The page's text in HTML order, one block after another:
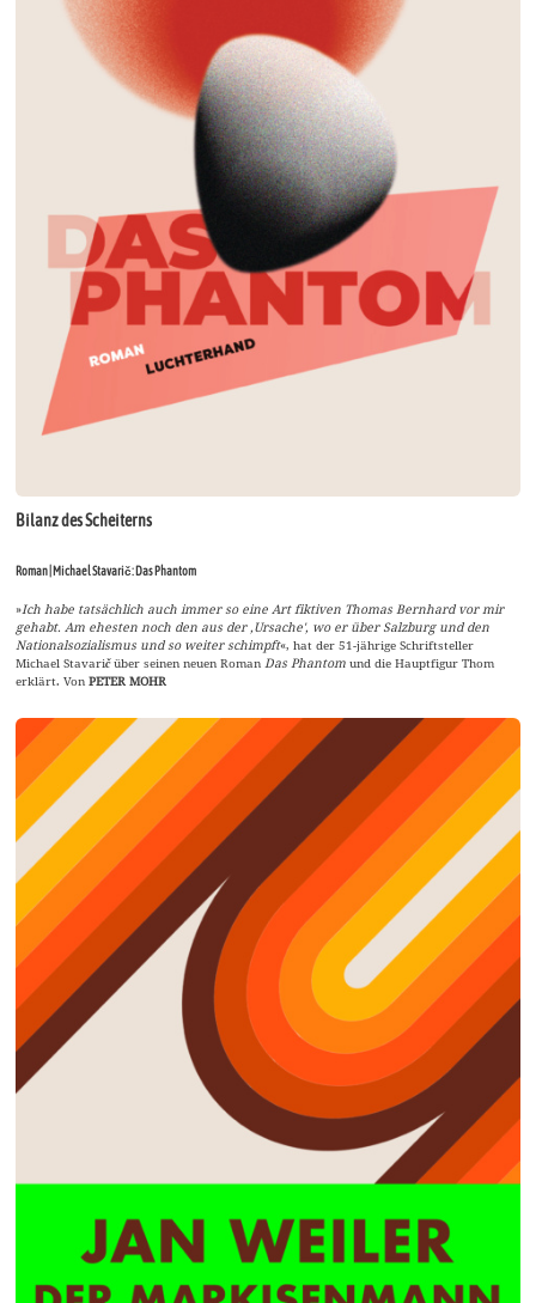
Bilanz des Scheiterns
Roman | Michael Stavarič: Das Phantom
»Ich habe tatsächlich auch immer so eine Art fiktiven Thomas Bernhard vor mir
gehabt. Am ehesten noch den aus der ,Ursache', wo er über Salzburg und den
Nationalsozialismus und so weiter schimpft«, hat der 51-jährige Schriftsteller
Michael Stavaričüber seinen neuen RomanDas Phantom und die Hauptfigur Thom
erklärt. VonPETER MOHR